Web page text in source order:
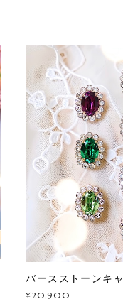
バースストーンキ
¥20,900